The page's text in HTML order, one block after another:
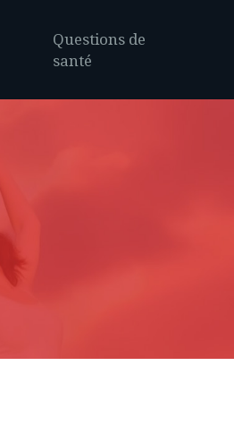
Questions de
santé